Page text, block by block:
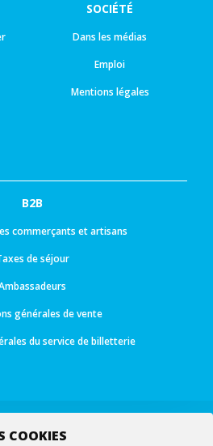
COOKIES
SOCIÉTÉ
Dans les médias
Emploi
Mentions légales
B2B
commerçants et artisans
de séjour
générales de vente
du service de billetterie